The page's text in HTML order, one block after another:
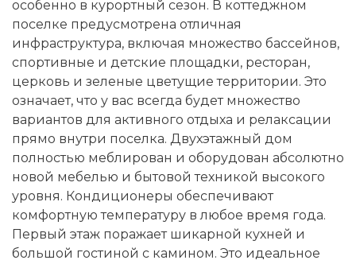
особенно в курортный сезон. В коттеджном
поселке предусмотрена отличная
инфраструктура, включая множество бассейнов,
спортивные и детские площадки, ресторан,
церковь и зеленые цветущие территории. Это
означает, что у вас всегда будет множество
вариантов для активного отдыха и релаксации
прямо внутри поселка. Двухэтажный дом
полностью меблирован и оборудован абсолютно
новой мебелью и бытовой техникой высокого
уровня. Кондиционеры обеспечивают
комфортную температуру в любое время года.
Первый этаж поражает шикарной кухней и
большой гостиной с камином. Это идеальное